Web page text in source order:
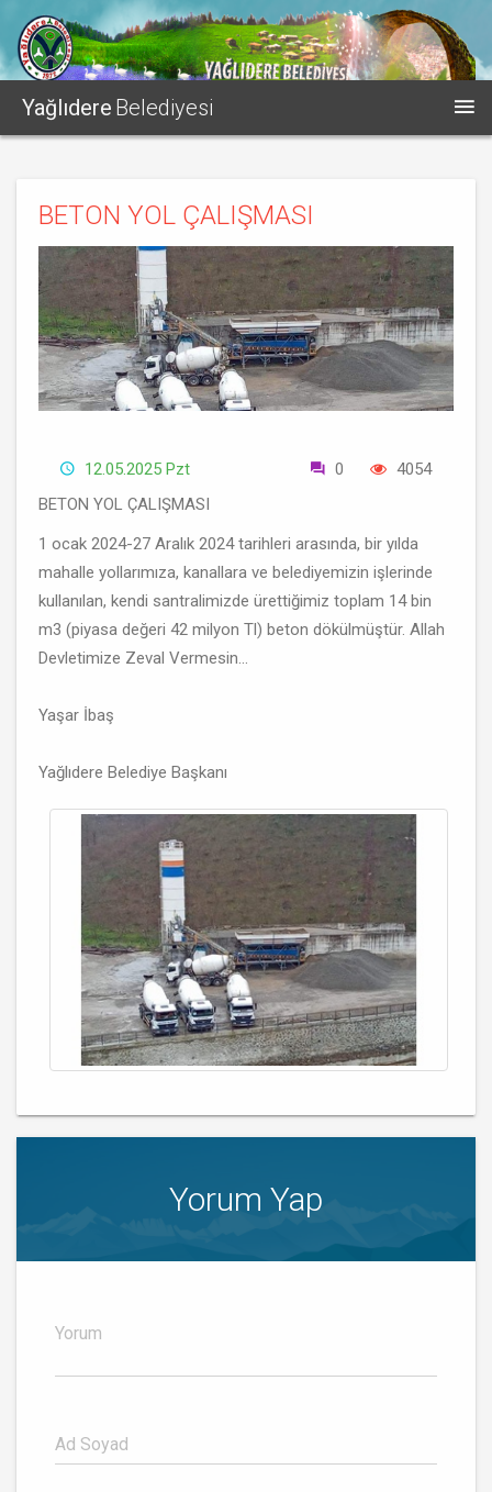
Yağlıdere Belediyesi
BETON YOL ÇALIŞMASI
12.05.2025 Pzt 0
4054
BETON YOL ÇALIŞMASI
1 ocak 2024-27 Aralık 2024 tarihleri arasında, bir yılda
mahalle yollarımıza, kanallara ve belediyemizin işlerinde
kullanılan, kendi santralimizde ürettiğimiz toplam 14 bin
m3 (piyasa değeri 42 milyon Tl) beton dökülmüştür. Allah
Devletimize Zeval Vermesin...
Yaşar İbaş
Yağlıdere Belediye Başkanı
Yorum Yap